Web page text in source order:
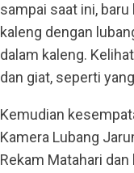
sampai saat ini,
kaleng dengan
dalam kaleng.
dan giat, seperti
Kemudian
Kamera Lubang
Rekam Matahari